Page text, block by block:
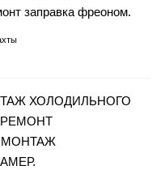
заправка фреоном.
ХОЛОДИЛЬНОГО